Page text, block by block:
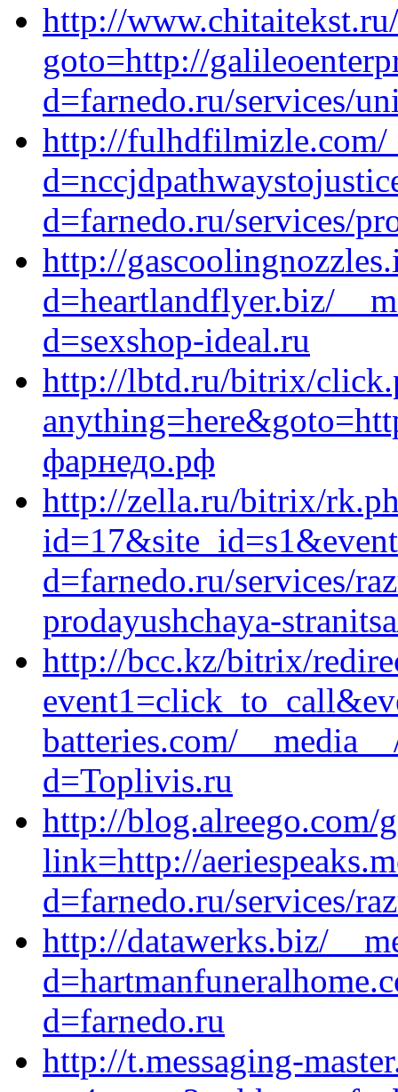
http://
goto=http://
d=farnedo.ru/services/
http://fulhdfilmizle.com/
d=farnedo.ru/services/
http://
d=heartlandflyer.biz/
d=sexshop-ideal.ru
http://lbtd.ru/bitrix/
фарнедо.рф
http://zella.ru/bitrix/
d=farnedo.ru/services/
prodayushchaya-
http://bcc.kz/bitrix/
batteries.com/
d=Toplivis.ru
http://blog.alreego.com/
link=http://
d=farnedo.ru/services/
http://datawerks.biz/
d=farnedo.ru
http://t.messaging-